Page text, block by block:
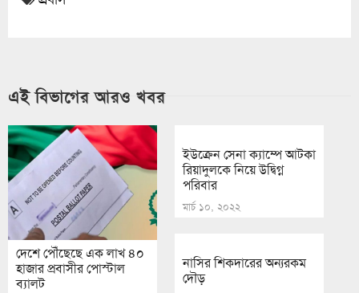
এই বিভাগের আরও খবর
দেশে পৌঁছেছে এক লাখ ৪০
হাজার প্রবাসীর পোস্টাল
ব্যালট
ইউক্রেন সেনা ক্যাম্পে আটকা
রিয়াদুলকে নিয়ে উদ্বিগ্ন
পরিবার
মার্চ ১০, ২০২২
নাসির শিকদারের অন্যরকম
দৌড়